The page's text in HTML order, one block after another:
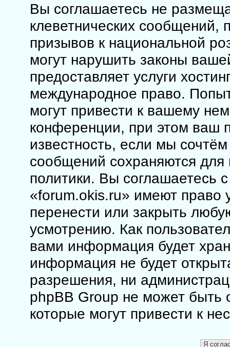
Вы соглашаетесь не
клеветнических сообщений,
призывов к национальной
могут нарушить законы
предоставляет услуги
международное право.
могут привести к вашему
конференции, при этом ваш
известность, если мы
сообщений сохраняются для
политики. Вы соглашаетесь
«forum.okis.ru» имеют право
перенести или закрыть
усмотрению. Как
вами информация будет
информация не будет
разрешения, ни
phpBB Group не может быть
которые могут привести к